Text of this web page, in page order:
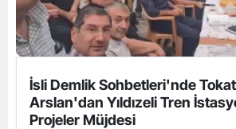
İsli Demlik Sohbetleri'nde
Arslan'dan Yıldızeli Tren
Projeler Müjdesi